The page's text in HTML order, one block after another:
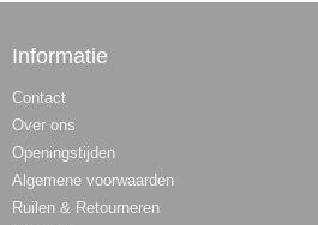
Informatie
Contact
Over ons
Openingstijden
Algemene voorwaarden
Ruilen & Retourneren